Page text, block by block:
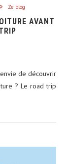
Ze blog
AVANT
de découvrir
? Le road trip